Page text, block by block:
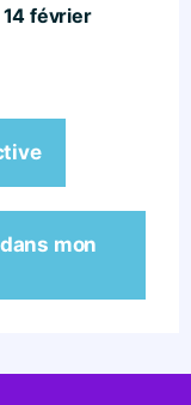
février
mon